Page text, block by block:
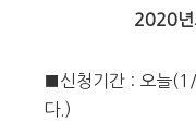
2020년
■신청기간 : 오늘
다.)